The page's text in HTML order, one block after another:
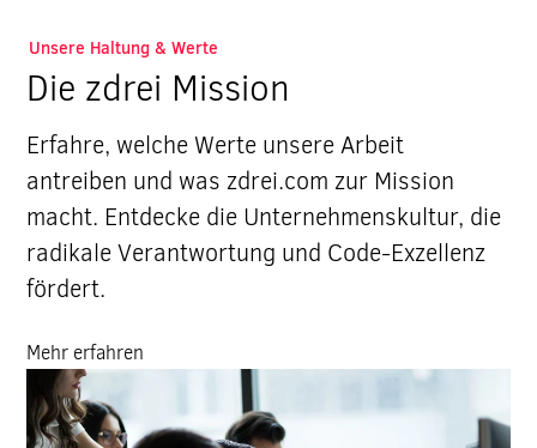
Unsere Haltung & Werte
Die zdrei Mission
Erfahre, welche Werte unsere Arbeit
antreiben und was zdrei.com zur Mission
macht. Entdecke die Unternehmenskultur, die
radikale Verantwortung und Code-Exzellenz
fördert.
Mehr erfahren